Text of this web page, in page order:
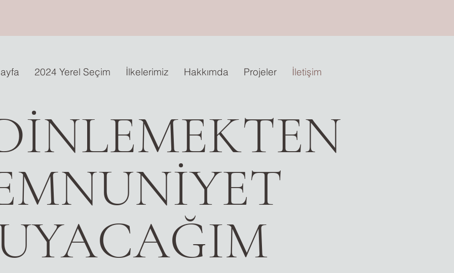
2024 Yerel Seçim İlkelerimiz Hakkımda Projeler İletişim